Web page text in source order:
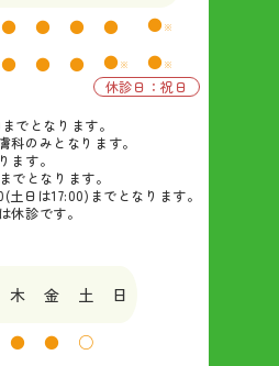
● ● ● ● ●※
● ● ● ●※ ●※
休診日：祝日
でとなります。
科のみとなります。
ます。
でとなります。
日は17:00)までとなります。
休診です。
木 金 土 日
● ●
○